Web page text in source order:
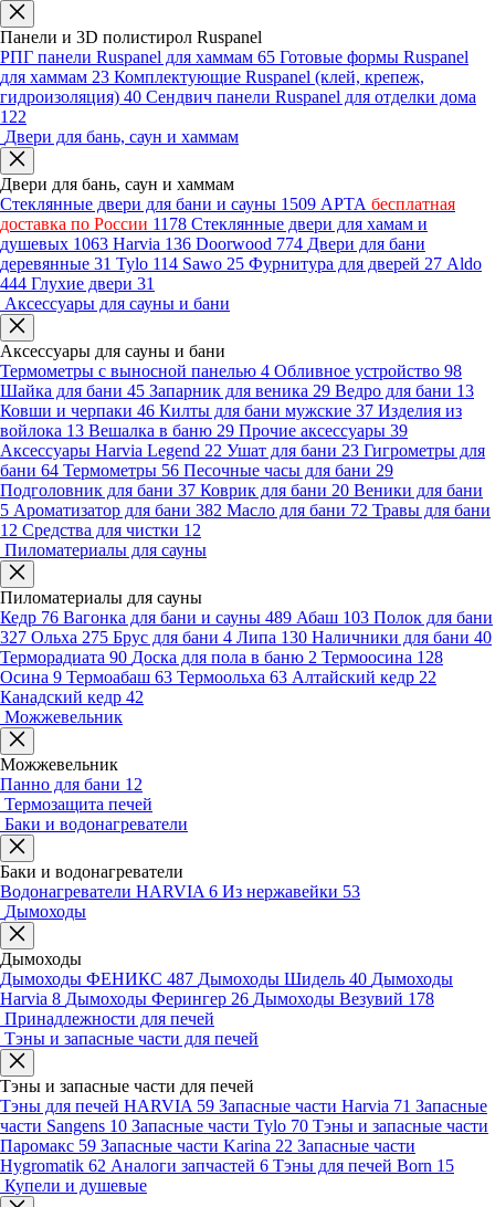
Панели и 3D полистирол Ruspanel
РПГ панели Ruspanel для хаммам 65 Готовые формы Ruspanel
для хаммам 23 Комплектующие Ruspanel (клей, крепеж,
гидроизоляция) 40 Сендвич панели Ruspanel для отделки дома
122
Двери для бань, саун и хаммам
Двери для бань, саун и хаммам
Стеклянные двери для бани и сауны 1509 АРТА бесплатная
доставка по России 1178 Стеклянные двери для хамам и
душевых 1063 Harvia 136 Doorwood 774 Двери для бани
деревянные 31 Tylo 114 Sawo 25 Фурнитура для дверей 27 Aldo
444 Глухие двери 31
Аксессуары для сауны и бани
Аксессуары для сауны и бани
Термометры с выносной панелью 4 Обливное устройство 98
Шайка для бани 45 Запарник для веника 29 Ведро для бани 13
Ковши и черпаки 46 Килты для бани мужские 37 Изделия из
войлока 13 Вешалка в баню 29 Прочие аксессуары 39
Аксессуары Harvia Legend 22 Ушат для бани 23 Гигрометры для
бани 64 Термометры 56 Песочные часы для бани 29
Подголовник для бани 37 Коврик для бани 20 Веники для бани
5 Ароматизатор для бани 382 Масло для бани 72 Травы для бани
12 Средства для чистки 12
Пиломатериалы для сауны
Пиломатериалы для сауны
Кедр 76 Вагонка для бани и сауны 489 Абаш 103 Полок для бани
327 Ольха 275 Брус для бани 4 Липа 130 Наличники для бани 40
Терморадиата 90 Доска для пола в баню 2 Термоосина 128
Осина 9 Термоабаш 63 Термоольха 63 Алтайский кедр 22
Канадский кедр 42
Можжевельник
Можжевельник
Панно для бани 12
Термозащита печей
Баки и водонагреватели
Баки и водонагреватели
Водонагреватели HARVIA 6 Из нержавейки 53
Дымоходы
Дымоходы
Дымоходы ФЕНИКС 487 Дымоходы Шидель 40 Дымоходы
Harvia 8 Дымоходы Ферингер 26 Дымоходы Везувий 178
Принадлежности для печей
Тэны и запасные части для печей
Тэны и запасные части для печей
Тэны для печей HARVIA 59 Запасные части Harvia 71 Запасные
части Sangens 10 Запасные части Tylo 70 Тэны и запасные части
Паромакс 59 Запасные части Karina 22 Запасные части
Hygromatik 62 Аналоги запчастей 6 Тэны для печей Born 15
Купели и душевые